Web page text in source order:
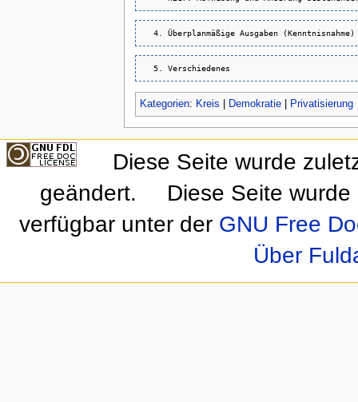
Kategorien: Kreis Demokratie| Privatisierung
Diese Seite wurde
geändert.
Diese Seite
verfügbar unter der GNU Free
Über